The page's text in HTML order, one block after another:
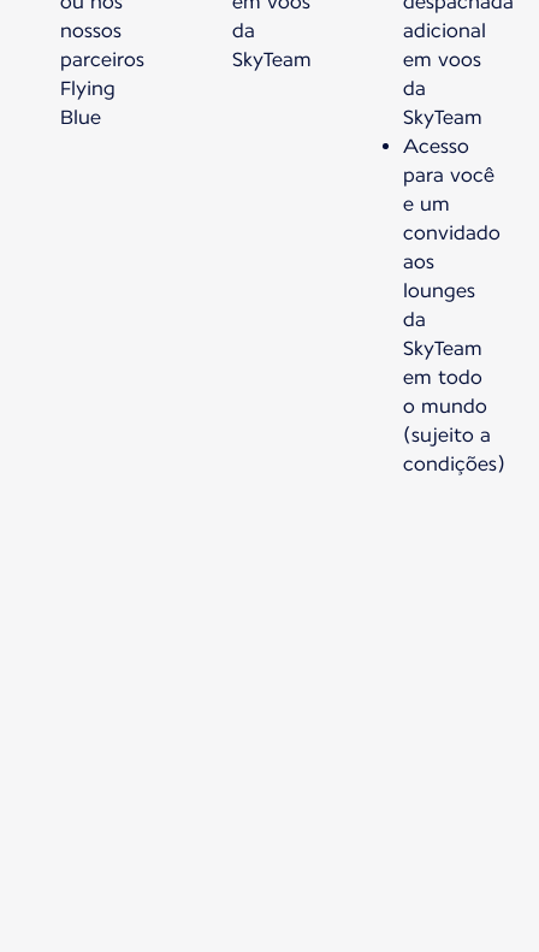
nossos
parceiros
Flying
Blue
da
SkyTeam
adicional
em voos
da
SkyTeam
Acesso
para você
e um
convidado
aos
lounges
da
SkyTeam
em todo
o mundo
(sujeito a
condições)